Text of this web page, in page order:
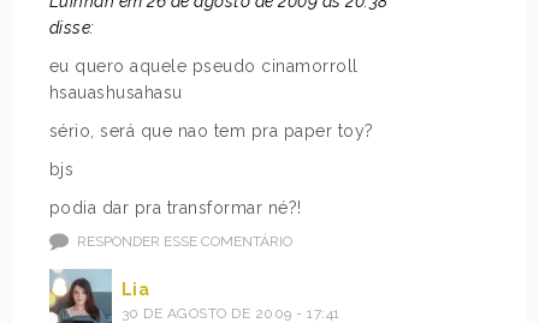
disse:
eu quero aquele pseudo cinamorroll
hsauashusahasu
sério, será que nao tem pra paper toy?
bjs
podia dar pra transformar né?!
RESPONDER ESSE COMENTÁRIO
Lia
30 DE AGOSTO DE 2009 - 17:41